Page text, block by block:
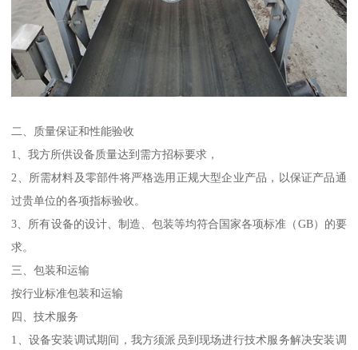
二、质量保证和性能验收
1、我方所供设备质量达到需方招标要求，
2、所需材料及零部件将严格选用正规大型企业产品，以保证产品通
过贵单位的各项指标验收。
3、所有设备的设计、制造、包装等均符合国家各项标准（GB）的要
求。
三、包装和运输
按行业标准包装和运输
四、技术服务
1、设备安装调试期间，我方须派员到现场进行技术服务解决安装调